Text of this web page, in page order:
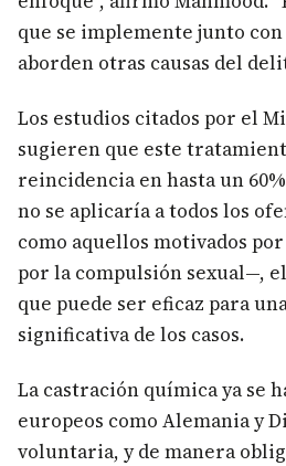
que se implemente junto
aborden otras causas del
Los estudios citados por el
sugieren que este
reincidencia en hasta un
no se aplicaría a todos los
como aquellos motivados
por la compulsión sexual—,
que puede ser eficaz para
significativa de los casos.
La castración química ya se
europeos como Alemania y
voluntaria, y de manera